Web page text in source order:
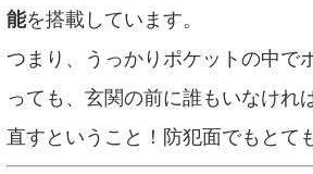
能を搭載しています。
つまり、うっかりポケットの中で
っても、玄関の前に誰もいなけれ
直すということ！防犯面でもとて